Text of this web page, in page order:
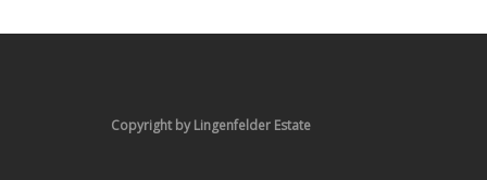
Copyright by Lingenfelder Estate